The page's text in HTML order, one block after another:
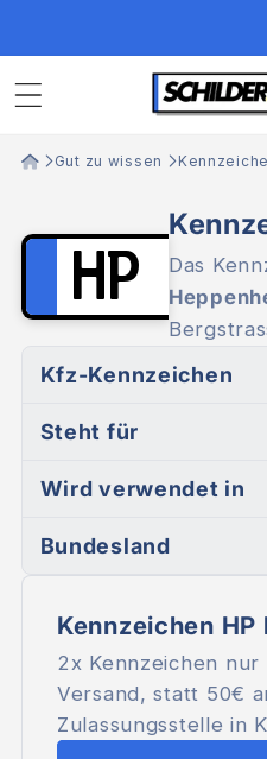
Inhalt
Gut zu wissen
HP Das
Kfz-Kennzeichen
Steht für
Wird verwendet in
Bundesland
Kennzeichen
2x Kennzeichen nur
Versand, statt 50€
Zulassungsstelle in